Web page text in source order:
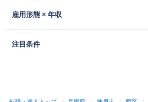
雇用形態 × 年収
注目条件